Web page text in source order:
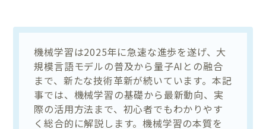
機械学習は2025年に急速な進歩を遂げ、大
規模言語モデルの普及から量子AIとの融合
まで、新たな技術革新が続いています。本記
事では、機械学習の基礎から最新動向、実
際の活用方法まで、初心者でもわかりやす
く総合的に解説します。機械学習の本質を